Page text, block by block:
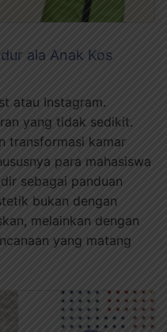
ala Anak Kos
atau Instagram.
yang tidak sedikit.
transformasi kamar
para mahasiswa
sebagai panduan
bukan dengan
melainkan dengan
yang matang